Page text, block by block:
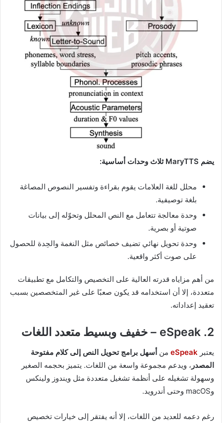
يضم MaryTTS ثلاث وحدات أساسية:
محلل للغة العلامات يقوم بقراءة وتفسير النصوص المصاغة
بلغة توصيفية.
وحدة معالجة تتعامل مع النص المحلل وتحوّله إلى بيانات
صوتية أو بصرية.
وحدة تحويل نهائي تضيف خصائص مثل النغمة والحِدة للحصول
على صوت أكثر واقعية.
من أهم مزاياه قدرته العالية على التخصيص والتكامل مع تطبيقات
متعددة، إلا أن استخدامه قد يكون صعبًا على غير المتخصصين بسبب
تعقيد إعداداته.
2. eSpeak – خفيف وبسيط متعدد اللغات
يعتبر eSpeak من أسهل برامج تحويل النص إلى كلام مفتوحة
المصدر ، ويدعم مجموعة واسعة من اللغات. يتميز بحجمه الصغير
وسهولة تشغيله على أنظمة تشغيل متعددة مثل ويندوز ولينكس
وmacOS وحتى أندرويد.
رغم دعمه للعديد من اللغات، إلا أنه يفتقر إلى خيارات تخصيص